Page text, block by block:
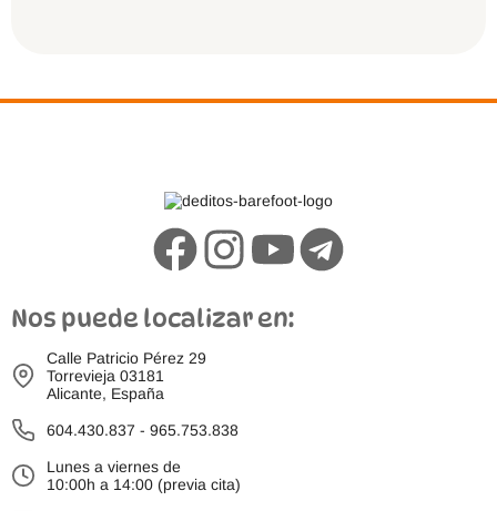
Nos puede localizar en:
Calle Patricio Pérez 29
Torrevieja 03181
Alicante, España
604.430.837 - 965.753.838
Lunes a viernes de
10:00h a 14:00 (previa cita)